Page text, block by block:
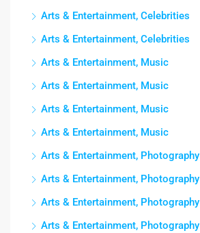
Arts & Entertainment, Celebrities
Arts & Entertainment, Celebrities
Arts & Entertainment, Music
Arts & Entertainment, Music
Arts & Entertainment, Music
Arts & Entertainment, Music
Arts & Entertainment, Photography
Arts & Entertainment, Photography
Arts & Entertainment, Photography
Arts & Entertainment, Photography